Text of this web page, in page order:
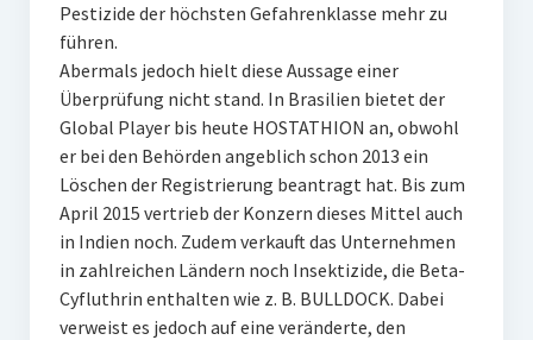
Pestizide der höchsten Gefahrenklasse mehr zu
führen.
Abermals jedoch hielt diese Aussage einer
Überprüfung nicht stand. In Brasilien bietet der
Global Player bis heute HOSTATHION an, obwohl
er bei den Behörden angeblich schon 2013 ein
Löschen der Registrierung beantragt hat. Bis zum
April 2015 vertrieb der Konzern dieses Mittel auch
in Indien noch. Zudem verkauft das Unternehmen
in zahlreichen Ländern noch Insektizide, die Beta-
Cyfluthrin enthalten wie z. B. BULLDOCK. Dabei
verweist es jedoch auf eine veränderte, den